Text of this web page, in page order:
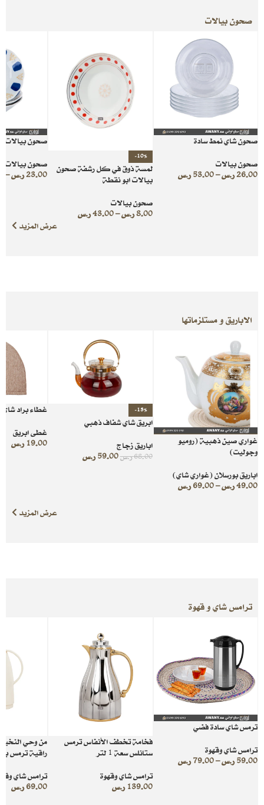
صحون بيالات
صحون شاي نمط سادة
صحون بيالات
26.00ر.س–
53.00ر.س
-10%
لمسة ذوق في كل رشفة صحون
بيالات ابو نقطة
صحون بيالات
8.00ر.س–
43.00ر.س
صحون بيالات
صحون بيالات
23.00ر.س–
عرض المزيد
الاباريق و مستلزماتها
غواري صين ذهبية (روميو
وجوليت)
اباريق بورسلان (غواري شاي)
49.00ر.س–
69.00ر.س
-13%
ابريق شاي شفاف ذهبي
اباريق زجاج
68.00ر.س59.00 ر.س
غطاء براد شاي
غطى ابريق
19.00 ر.س
عرض المزيد
ترامس شاي و قهوة
ترمس شاي سادة فضي
ترامس شاي وقهوة
59.00ر.س–
79.00ر.س
فخامة تخطف الأنفاس ترمس
ستانلس سعة 1 لتر
ترامس شاي وقهوة
139.00 ر.س
من وحي
راقية ترمس بيج
ترامس شاي
69.00ر.س